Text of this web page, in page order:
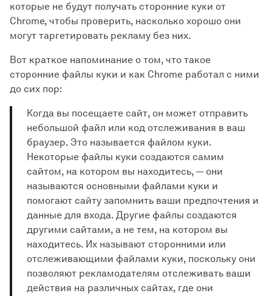
которые не будут получать сторонние куки от
Chrome, чтобы проверить, насколько хорошо они
могут таргетировать рекламу без них.
Вот краткое напоминание о том, что такое
сторонние файлы куки и как Chrome работал с ними
до сих пор:
Когда вы посещаете сайт, он может отправить
небольшой файл или код отслеживания в ваш
браузер. Это называется файлом куки.
Некоторые файлы куки создаются самим
сайтом, на котором вы находитесь, — они
называются основными файлами куки и
помогают сайту запомнить ваши предпочтения и
данные для входа. Другие файлы создаются
другими сайтами, а не тем, на котором вы
находитесь. Их называют сторонними или
отслеживающими файлами куки, поскольку они
позволяют рекламодателям отслеживать ваши
действия на различных сайтах, где они